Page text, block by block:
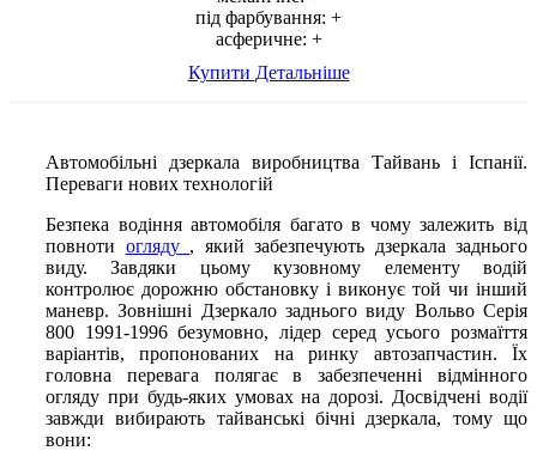
під фарбування: +
асферичне: +
Купити Детальніше
Автомобільні дзеркала виробництва Тайвань і Іспанії.
Переваги нових технологій
Безпека водіння автомобіля багато в чому залежить від
повноти огляду , який забезпечують дзеркала заднього
виду. Завдяки цьому кузовному елементу водій
контролює дорожню обстановку і виконує той чи інший
маневр. Зовнішні Дзеркало заднього виду Вольво Серія
800 1991-1996 безумовно, лідер серед усього розмаїття
варіантів, пропонованих на ринку автозапчастин. Їх
головна перевага полягає в забезпеченні відмінного
огляду при будь-яких умовах на дорозі. Досвідчені водії
завжди вибирають тайванські бічні дзеркала, тому що
вони: